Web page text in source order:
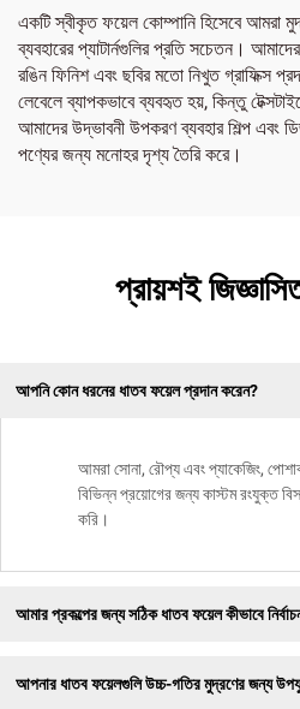
একটি স্বীকৃত ফয়েল কোম্পানি হিসেবে আমরা
ব্যবহারের প্যাটার্নগুলির প্রতি সচেতন।
রঙিন ফিনিশ এবং ছবির মতো নিখুত গ্রাফিক্স
লেবেলে ব্যাপকভাবে ব্যবহৃত হয়, কিন্তু
আমাদের উদ্ভাবনী উপকরণ ব্যবহার শিল্প এবং
পণ্যের জন্য মনোহর দৃশ্য তৈরি করে।
প্রায়শই
আপনি কোন ধরনের ধাতব ফয়েল প্রদান করেন?
আমরা সোনা, রৌপ্য এবং প্যাকেজিং,
বিভিন্ন প্রয়োগের জন্য কাস্টম রংযুক্ত
করি।
আমার প্রকল্পের জন্য সঠিক ধাতব ফয়েল কীভাবে
আপনার ধাতব ফয়েলগুলি উচ্চ-গতির মুদ্রণের জন্য